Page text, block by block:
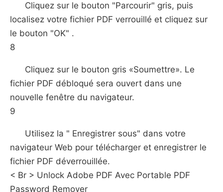
Cliquez sur le bouton "Parcourir" gris, puis
localisez votre fichier PDF verrouillé et cliquez sur
le bouton "OK" .
8
Cliquez sur le bouton gris «Soumettre». Le
fichier PDF débloqué sera ouvert dans une
nouvelle fenêtre du navigateur.
9
Utilisez la " Enregistrer sous" dans votre
navigateur Web pour télécharger et enregistrer le
fichier PDF déverrouillée.
< Br > Unlock Adobe PDF Avec Portable PDF
Password Remover